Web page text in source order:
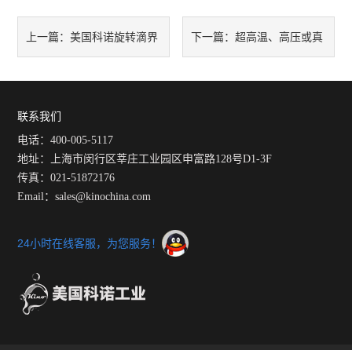
上一篇：美国科诺旋转滴界
油气院使用
下一篇： 超高温、高压或真
义
联系我们
电话：400-005-5117
地址：上海市闵行区莘庄工业园区申富路128号D1-3F
传真：021-51872176
Email：sales@kinochina.com
24小时在线客服，为您服务！